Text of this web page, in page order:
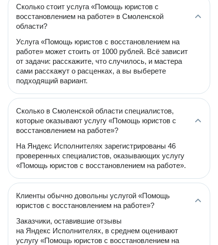
Сколько стоит услуга «Помощь юристов с
восстановлением на работе» в Смоленской
области?
Услуга «Помощь юристов с восстановлением на
работе» может стоить от 1000 рублей. Всё зависит
от задачи: расскажите, что случилось, и мастера
сами расскажут о расценках, а вы выберете
подходящий вариант.
Сколько в Смоленской области специалистов,
которые оказывают услугу «Помощь юристов с
восстановлением на работе»?
На Яндекс Исполнителях зарегистрированы 46
проверенных специалистов, оказывающих услугу
«Помощь юристов с восстановлением на работе».
Клиенты обычно довольны услугой «Помощь
юристов с восстановлением на работе»?
Заказчики, оставившие отзывы
на Яндекс Исполнителях, в среднем оценивают
услугу «Помощь юристов с восстановлением на